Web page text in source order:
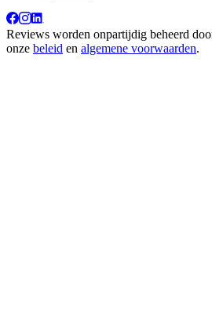
Reviews worden onpartijdig beheerd
onze beleid en algemene voorwaarden.